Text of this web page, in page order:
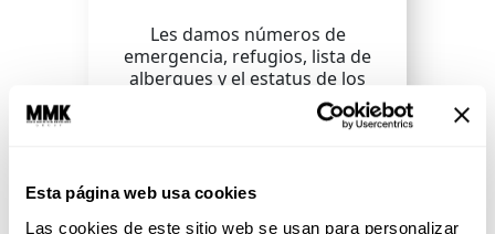
Esta página web usa cookies
Las cookies de este sitio web se usan para personalizar
Les damos números de
emergencia, refugios, lista de
albergues y el estatus de los
daños y víctimas que ha dejado...